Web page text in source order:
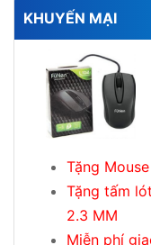
KHUYẾN MẠI
Tặng
Tặng tấm
2.3 MM
Miễn phí